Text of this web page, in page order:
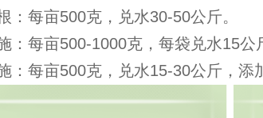
：每亩500克，兑水30-50公斤。
：每亩500-1000克，每袋兑水15公
：每亩500克，兑水15-30公斤，添